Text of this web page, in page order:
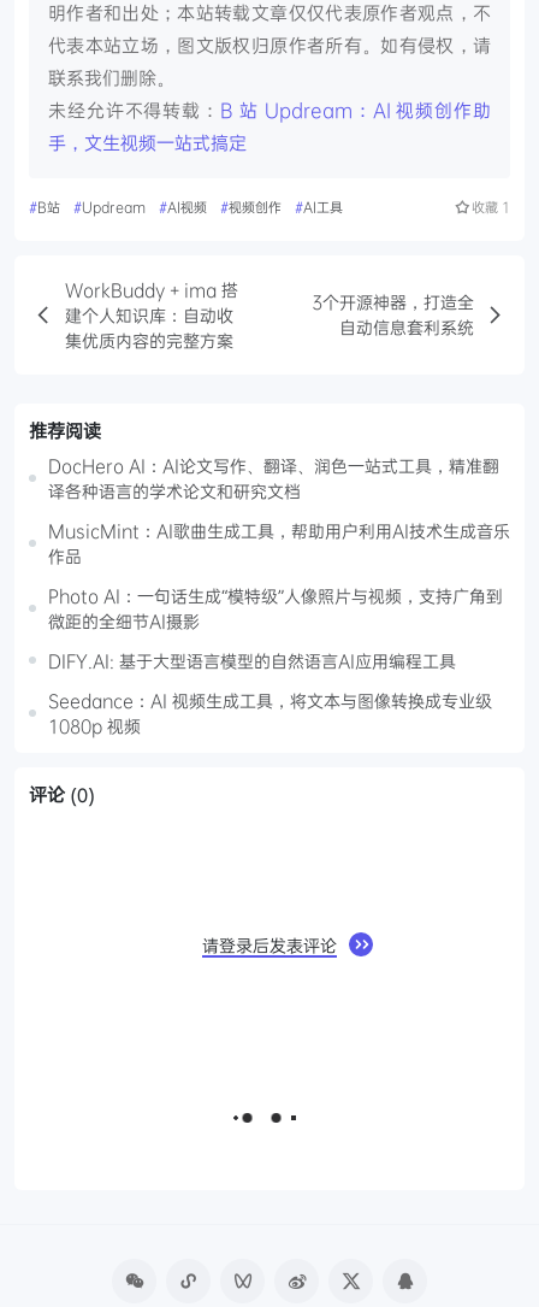
明作者和出处；本站转载文章仅仅代表原作者观点，不
代表本站立场，图文版权归原作者所有。如有侵权，请
联系我们删除。
未经允许不得转载： B 站 Updream：AI 视频创作助
手，文生视频一站式搞定
#B站 #Updream #AI视频 #视频创作 #AI工具 收藏 1
WorkBuddy + ima 搭
建个人知识库：自动收
集优质内容的完整方案
3个开源神器，打造全
自动信息套利系统
推荐阅读
DocHero AI：AI论文写作、翻译、润色一站式工具，精准翻
译各种语言的学术论文和研究文档
MusicMint：AI歌曲生成工具，帮助用户利用AI技术生成音乐
作品
Photo AI：一句话生成“模特级”人像照片与视频，支持广角到
微距的全细节AI摄影
DIFY.AI: 基于大型语言模型的自然语言AI应用编程工具
Seedance：AI 视频生成工具，将文本与图像转换成专业级
1080p 视频
评论 (0)
请登录后发表评论